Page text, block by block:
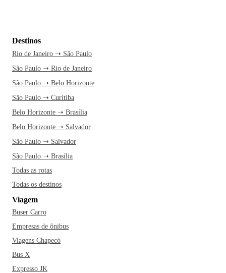
Destinos
Rio de Janeiro ➝ São Paulo
São Paulo ➝ Rio de Janeiro
São Paulo ➝ Belo Horizonte
São Paulo ➝ Curitiba
Belo Horizonte ➝ Brasília
Belo Horizonte ➝ Salvador
São Paulo ➝ Salvador
São Paulo ➝ Brasília
Todas as rotas
Todas os destinos
Viagem
Buser Carro
Empresas de ônibus
Viagens Chapecó
Bus X
Expresso JK